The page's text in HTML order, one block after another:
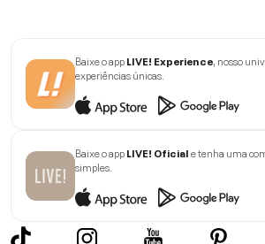
Baixe o appLIVE! Experience, nosso
experiências únicas.
Baixe o appLIVE! Oficiale tenha uma
simples.